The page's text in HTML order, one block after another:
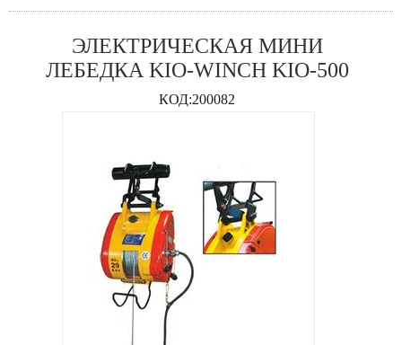
ЭЛЕКТРИЧЕСКАЯ МИНИ
ЛЕБЕДКА KIO-WINCH KIO-500
КОД:200082